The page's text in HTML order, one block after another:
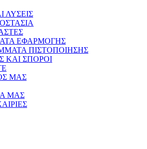
ΛΥΣΕΙΣ
ΕΦΑΡΜΟΓΗΣ
ΠΙΣΤΟΠΟΙΗΣΗΣ
ΚΑΙ ΣΠΟΡΟΙ
ΜΑΣ
ΜΑΣ